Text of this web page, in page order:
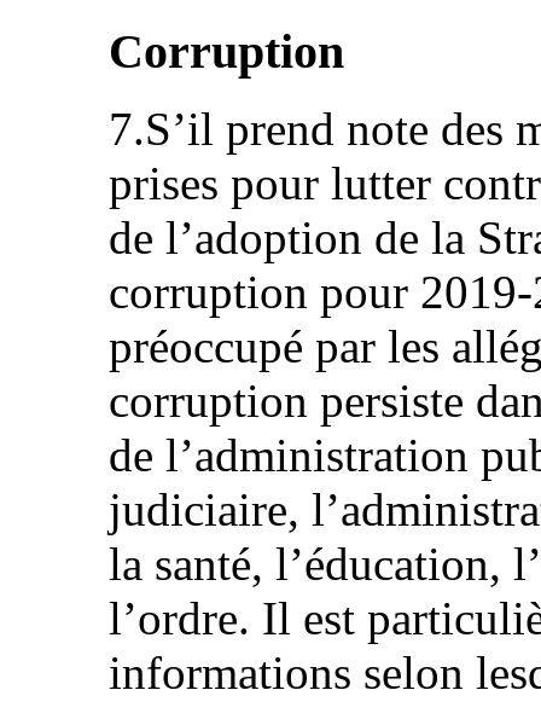
Corruption
7.S’il prend note des
prises pour lutter
de l’adoption de la
corruption pour
préoccupé par les
corruption persiste
de l’administration
judiciaire,
la santé, l’éducation,
l’ordre. Il est
informations selon